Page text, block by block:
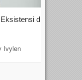
di
Ivylen